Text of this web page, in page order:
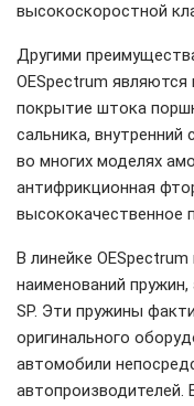
высокоскоростной
Другими
OESpectrum
покрытие штока
сальника,
во многих моделях
антифрикционная
высококачественное
В линейке
наименований
SP. Эти пружины
оригинального
автомобили
автопроизводителей.